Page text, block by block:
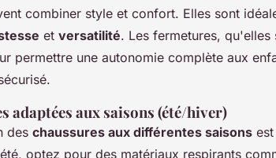
combiner style et confort. Elles sont
et versatilité. Les fermetures,
permettre une autonomie complète aux
adaptées aux saisons (été/hiver)
des chaussures aux différentes saisons
optez pour des matériaux respirants